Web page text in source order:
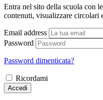
Entra nel sito della scuola con
contenuti, visualizzare circolari
Email address
Password
Password dimenticata?
Ricordami
Accedi